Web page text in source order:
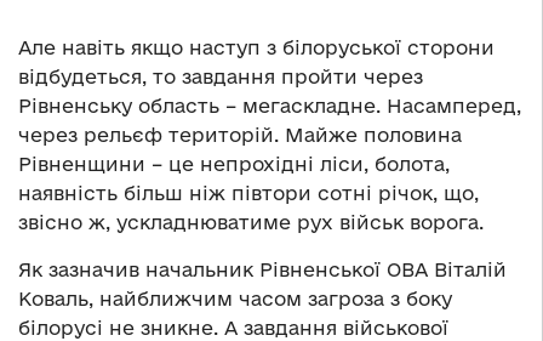
Але навіть якщо наступ з білоруської сторони
відбудеться, то завдання пройти через
Рівненську область – мегаскладне. Насамперед,
через рельєф територій. Майже половина
Рівненщини – це непрохідні ліси, болота,
наявність більш ніж півтори сотні річок, що,
звісно ж, ускладнюватиме рух військ ворога.
Як зазначив начальник Рівненської ОВА Віталій
Коваль, найближчим часом загроза з боку
білорусі не зникне. А завдання військової